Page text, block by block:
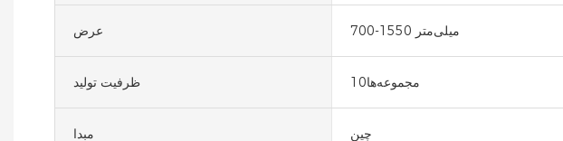
عرض 700-1550 میلی‌متر
ظرفیت تولید مجموعه‌ها10
مبدا چین